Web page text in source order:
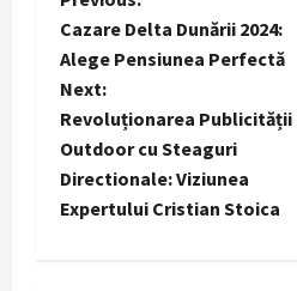
o
s
t
n
Cazare Delta Dunării 2024:
Alege Pensiunea Perfectă
Next:
Revoluționarea Publicității
Outdoor cu Steaguri
Directionale: Viziunea
Expertului Cristian Stoica